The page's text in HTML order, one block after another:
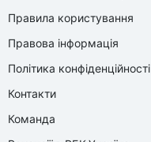
Правила користування
Правова інформація
Політика конфіденційності
Контакти
Команда